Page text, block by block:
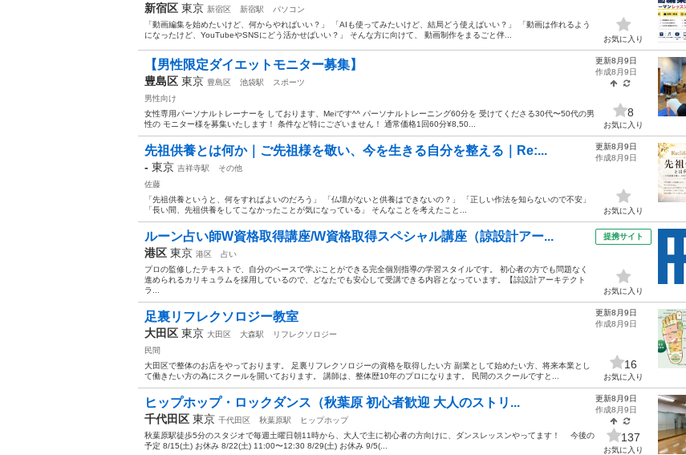
新宿区 東京 新宿区 新宿駅
パソコン
「動画編集を始めたいけど、何からやればいい？」 「AIも使ってみたいけど、結局どう使えばいい？」 「動画は作れるよう
になったけど、YouTubeやSNSにどう活かせばいい？」 そんな方に向けて、 動画制作をまるごと伴...
お気に入り
【男性限定ダイエットモニター募集】
豊島区 東京 豊島区 池袋駅
スポーツ
男性向け
女性専用パーソナルトレーナーを しております、Meiです^^ パーソナルトレーニング60分を 受けてくださる30代〜50代の男
性の モニター様を募集いたします！ 条件など特にございません！ 通常価格1回60分¥8,50...
更新8月9日
作成8月9日
8
お気に入り
先祖供養とは何か｜ご先祖様を敬い、今を生きる自分を整える｜Re:...
- 東京 吉祥寺駅
その他
佐藤
「先祖供養というと、何をすればよいのだろう」 「仏壇がないと供養はできないの？」 「正しい作法を知らないので不安」
「長い間、先祖供養をしてこなかったことが気になっている」 そんなことを考えたこと...
更新8月9日
作成8月9日
お気に入り
ルーン占い師W資格取得講座/W資格取得スペシャル講座（諒設計アー...
港区 東京 港区
占い
プロの監修したテキストで、自分のペースで学ぶことができる完全個別指導の学習スタイルです。 初心者の方でも問題なく
進められるカリキュラムを採用しているので、どなたでも安心して受講できる内容となっています。【諒設計アーキテクト
ラ...
提携サイト
お気に入り
足裏リフレクソロジー教室
大田区 東京 大田区 大森駅
リフレクソロジー
民間
大田区で整体のお店をやっております。 足裏リフレクソロジーの資格を取得したい方 副業として始めたい方、将来本業とし
て働きたい方の為にスクールを開いております。 講師は、整体歴10年のプロになります。 民間のスクールですと...
更新8月9日
作成8月9日
16
お気に入り
ヒップホップ・ロックダンス（秋葉原 初心者歓迎 大人のストリ...
千代田区 東京 千代田区 秋葉原駅
ヒップホップ
秋葉原駅徒歩5分のスタジオで毎週土曜日朝11時から、大人で主に初心者の方向けに、ダンスレッスンやってます！ 今後の
予定 8/15(土) お休み 8/22(土) 11:00〜12:30 8/29(土) お休み 9/5(...
更新8月9日
作成8月9日
137
お気に入り